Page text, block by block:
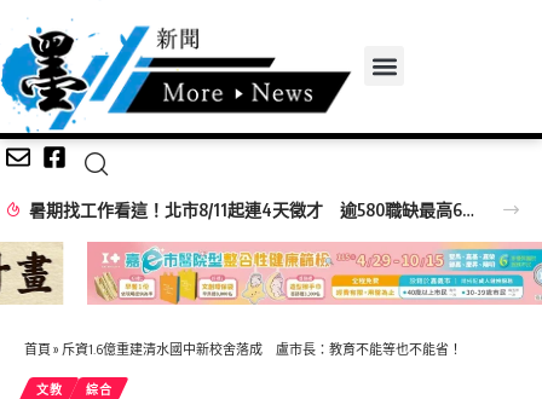
白海豚殺到北市！災情破180件、5人受傷 蔣萬安：勿鬆懈
首頁 » 斥資1.6億重建清水國中新校舍落成 盧市長：教育不能等也不能省！
文教 綜合